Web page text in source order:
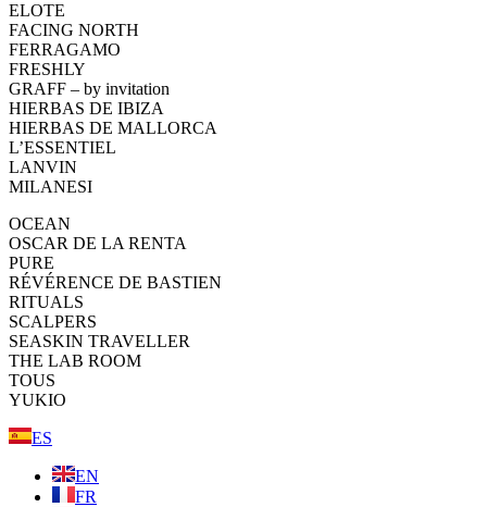
ELOTE
FACING NORTH
FERRAGAMO
FRESHLY
GRAFF – by invitation
HIERBAS DE IBIZA
HIERBAS DE MALLORCA
L’ESSENTIEL
LANVIN
MILANESI
OCEAN
OSCAR DE LA RENTA
PURE
RÉVÉRENCE DE BASTIEN
RITUALS
SCALPERS
SEASKIN TRAVELLER
THE LAB ROOM
TOUS
YUKIO
ES
EN
FR